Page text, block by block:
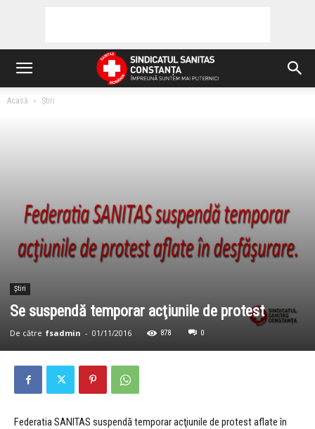
Acasă Știri
Știri
Se suspendă temporar acţiunile de protest
De către fsadmin - 01/11/2016 878 0
Federatia SANITAS suspendă temporar acţiunile de protest aflate în